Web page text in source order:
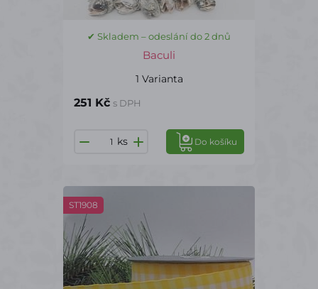
✔ Skladem – odeslání do 2 dnů
Baculi
1 Varianta
251 Kč s DPH
ks Do košíku
ST1908